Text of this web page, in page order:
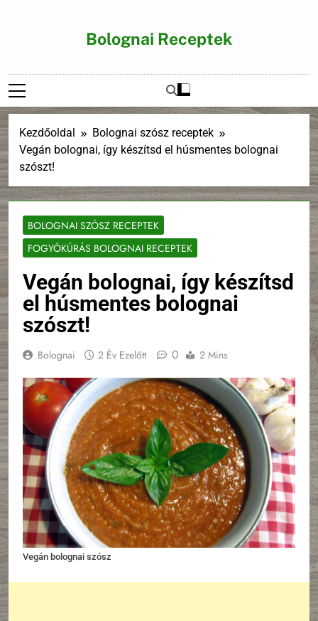
Bolognai Receptek
Kezdőoldal
Bolognai szósz receptek
Vegán bolognai, így készítsd el húsmentes bolognai
szószt!
BOLOGNAI SZÓSZ RECEPTEK
FOGYÓKÚRÁS BOLOGNAI RECEPTEK
Vegán bolognai, így készítsd
el húsmentes bolognai
szószt!
Bolognai 2 Év Ezelőtt 0 2 Mins
Vegán bolognai szósz